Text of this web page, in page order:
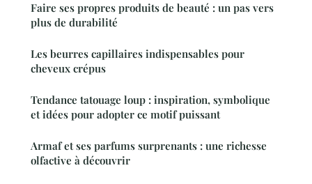
Faire ses propres produits de beauté : un pas vers
plus de durabilité
Les beurres capillaires indispensables pour
cheveux crépus
Tendance tatouage loup : inspiration, symbolique
et idées pour adopter ce motif puissant
Armaf et ses parfums surprenants : une richesse
olfactive à découvrir